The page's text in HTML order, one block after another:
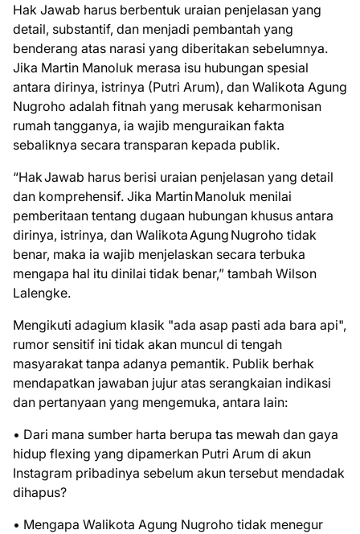
Hak Jawab harus berbentuk uraian penjelasan yang
detail, substantif, dan menjadi pembantah yang
benderang atas narasi yang diberitakan sebelumnya.
Jika Martin Manoluk merasa isu hubungan spesial
antara dirinya, istrinya (Putri Arum), dan Walikota Agung
Nugroho adalah fitnah yang merusak keharmonisan
rumah tangganya, ia wajib menguraikan fakta
sebaliknya secara transparan kepada publik.
“Hak Jawab harus berisi uraian penjelasan yang detail
dan komprehensif. Jika Martin Manoluk menilai
pemberitaan tentang dugaan hubungan khusus antara
dirinya, istrinya, dan Walikota Agung Nugroho tidak
benar, maka ia wajib menjelaskan secara terbuka
mengapa hal itu dinilai tidak benar,” tambah Wilson
Lalengke.
Mengikuti adagium klasik "ada asap pasti ada bara api",
rumor sensitif ini tidak akan muncul di tengah
masyarakat tanpa adanya pemantik. Publik berhak
mendapatkan jawaban jujur atas serangkaian indikasi
dan pertanyaan yang mengemuka, antara lain:
• Dari mana sumber harta berupa tas mewah dan gaya
hidup flexing yang dipamerkan Putri Arum di akun
Instagram pribadinya sebelum akun tersebut mendadak
dihapus?
• Mengapa Walikota Agung Nugroho tidak menegur